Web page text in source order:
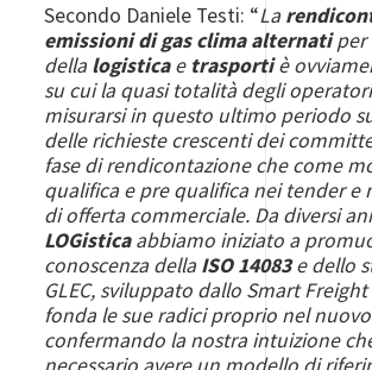
Secondo Daniele Testi: “La
emissioni di gas clima alternatiper
della logisticae trasportiè
su cui la quasi totalità degli
misurarsi in questo ultimo periodo
delle richieste crescenti dei
fase di rendicontazione che come
qualifica e pre qualifica nei tender e
di offerta commerciale. Da diversi
LOGisticaabbiamo iniziato a
conoscenza della ISO 14083e dello
GLEC, sviluppato dallo Smart
fonda le sue radici proprio nel
confermando la nostra intuizione
necessario avere un modello di